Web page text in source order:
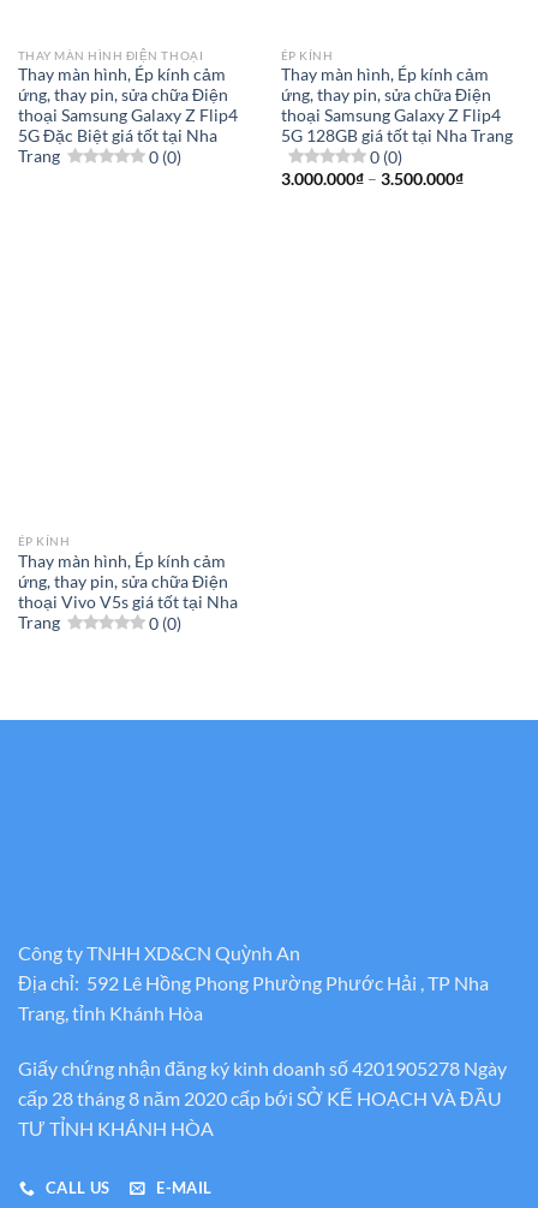
THAY MÀN HÌNH ĐIỆN THOẠI
Thay màn hình, Ép kính cảm
ứng, thay pin, sửa chữa Điện
thoại Samsung Galaxy Z Flip4
5G Đặc Biệt giá tốt tại Nha
Trang
0 (0)
ÉP KÍNH
Thay màn hình, Ép kính cảm
ứng, thay pin, sửa chữa Điện
thoại Samsung Galaxy Z Flip4
5G 128GB giá tốt tại Nha Trang
0 (0)
3.000.000₫ – 3.500.000₫Khoảng
ÉP KÍNH
Thay màn hình, Ép kính cảm
ứng, thay pin, sửa chữa Điện
thoại Vivo V5s giá tốt tại Nha
Trang
0 (0)
Công ty TNHH XD&CN Quỳnh An
Địa chỉ: 592 Lê Hồng Phong Phường Phước Hải , TP Nha
Trang, tỉnh Khánh Hòa
Giấy chứng nhận đăng ký kinh doanh số 4201905278 Ngày
cấp 28 tháng 8 năm 2020 cấp bới SỞ KẾ HOẠCH VÀ ĐẦU
TƯ TỈNH KHÁNH HÒA
CALL US E-MAIL